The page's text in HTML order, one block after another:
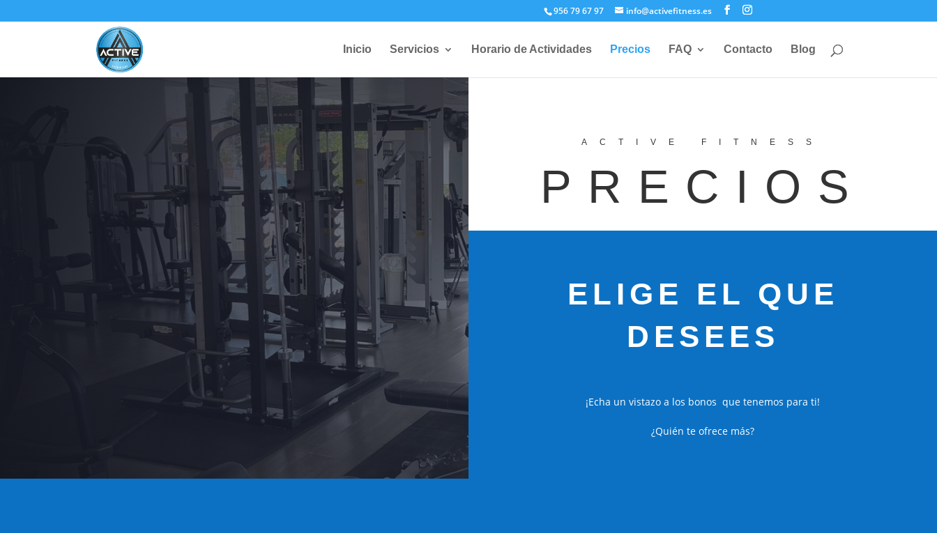
956 79 67 97 info@activefitness.es
Inicio Servicios Horario de Actividades Precios FAQ Contacto Blog
ACTIVE FITNESS
PRECIOS
ELIGE EL QUE
DESEES
¡Echa un vistazo a los bonos que tenemos para ti!
¿Quién te ofrece más?